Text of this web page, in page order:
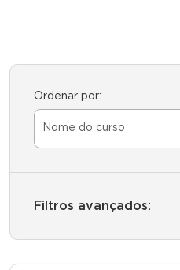
Ordenar por:
Filtros avançados: